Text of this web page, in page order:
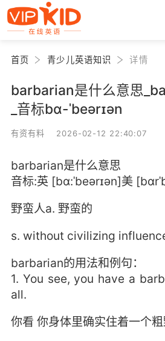
首页 青少儿英语知识 详情
barbarian是什么意思
_音标bɑ-ˈbeərɪən
有资有料 2026-02-12 22:40:07
barbarian是什么意思
音标:英 [bɑ:ˈbeərɪən]美
野蛮人a. 野蛮的
s. without civilizing
barbarian的用法和例句：
1. You see, you have a
all.
你看 你身体里确实住着一个